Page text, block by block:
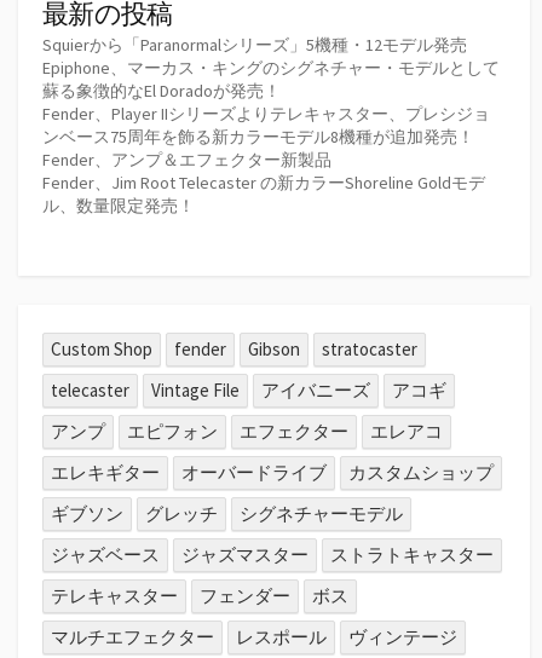
最新の投稿
Squierから「Paranormalシリーズ」5機種・12モデル発売
Epiphone、マーカス・キングのシグネチャー・モデルとして
蘇る象徴的なEl Doradoが発売！
Fender、Player IIシリーズよりテレキャスター、プレシジョ
ンベース75周年を飾る新カラーモデル8機種が追加発売！
Fender、アンプ＆エフェクター新製品
Fender、Jim Root Telecaster の新カラーShoreline Goldモデ
ル、数量限定発売！
Custom Shop fender Gibson
stratocaster
telecaster
Vintage File アイバニーズ
アコギ
アンプ
エピフォン エフェクター
エレアコ
エレキギター
オーバードライブ
カスタムショップ
ギブソン
グレッチ
シグネチャーモデル
ジャズベース
ジャズマスター
ストラトキャスター
テレキャスター
フェンダー
ボス
マルチエフェクター
レスポール ヴィンテージ